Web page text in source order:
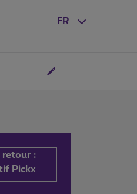
FR
retour :
Pickx